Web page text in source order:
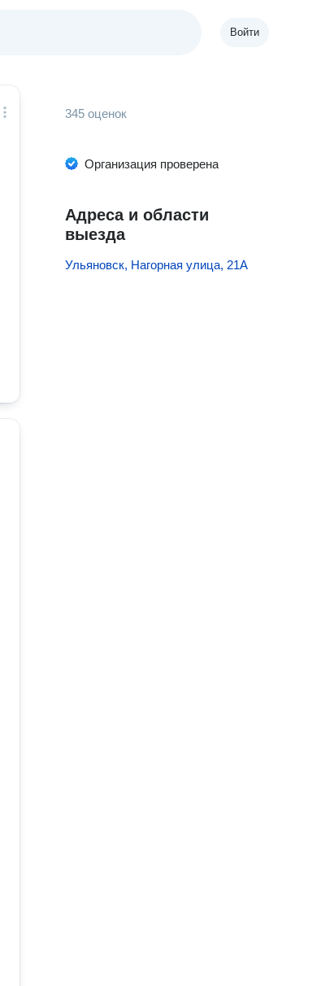
Войти
345 оценок
Организация проверена
Адреса и области
выезда
Ульяновск, Нагорная улица, 21А